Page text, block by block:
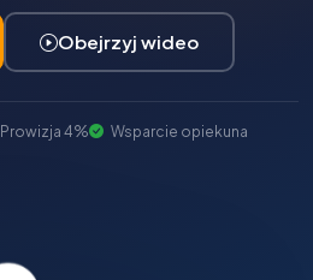
Obejrzyj wideo
Prowizja 4% Wsparcie opiekuna